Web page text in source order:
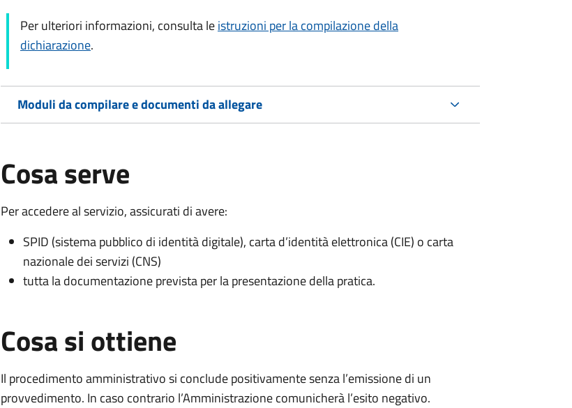
Per ulteriori informazioni, consulta leistruzioni per la compilazione della
dichiarazione.
Moduli da compilare e documenti da allegare
Cosa serve
Per accedere al servizio, assicurati di avere:
SPID (sistema pubblico di identità digitale), carta d’identità elettronica (CIE) o carta
nazionale dei servizi (CNS)
tutta la documentazione prevista per la presentazione della pratica.
Cosa si ottiene
Il procedimento amministrativo si conclude positivamente senza l’emissione di un
provvedimento. In caso contrario l’Amministrazione comunicherà l’esito negativo.